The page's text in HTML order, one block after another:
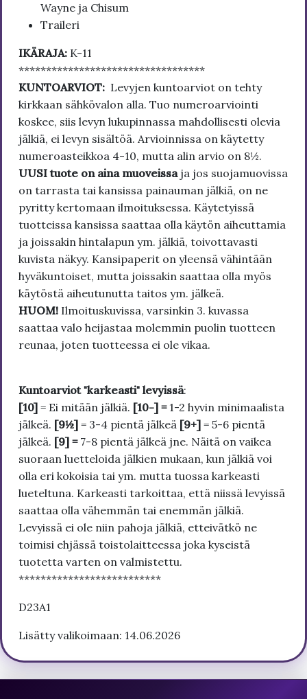
Wayne ja Chisum
Traileri
IKÄRAJA: K-11
**********************************
KUNTOARVIOT: Levyjen kuntoarviot on tehty
kirkkaan sähkövalon alla. Tuo numeroarviointi
koskee, siis levyn lukupinnassa mahdollisesti olevia
jälkiä, ei levyn sisältöä. Arvioinnissa on käytetty
numeroasteikkoa 4-10, mutta alin arvio on 8½.
UUSI tuote on aina muoveissa ja jos suojamuovissa
on tarrasta tai kansissa painauman jälkiä, on ne
pyritty kertomaan ilmoituksessa. Käytetyissä
tuotteissa kansissa saattaa olla käytön aiheuttamia
ja joissakin hintalapun ym. jälkiä, toivottavasti
kuvista näkyy. Kansipaperit on yleensä vähintään
hyväkuntoiset, mutta joissakin saattaa olla myös
käytöstä aiheutunutta taitos ym. jälkeä.
HUOM! Ilmoituskuvissa, varsinkin 3. kuvassa
saattaa valo heijastaa molemmin puolin tuotteen
reunaa, joten tuotteessa ei ole vikaa.
Kuntoarviot "karkeasti" levyissä:
[10] = Ei mitään jälkiä. [10-] = 1-2 hyvin minimaalista
jälkeä. [9½] = 3-4 pientä jälkeä [9+] = 5-6 pientä
jälkeä. [9] = 7-8 pientä jälkeä jne. Näitä on vaikea
suoraan luetteloida jälkien mukaan, kun jälkiä voi
olla eri kokoisia tai ym. mutta tuossa karkeasti
lueteltuna. Karkeasti tarkoittaa, että niissä levyissä
saattaa olla vähemmän tai enemmän jälkiä.
Levyissä ei ole niin pahoja jälkiä, etteivätkö ne
toimisi ehjässä toistolaitteessa joka kyseistä
tuotetta varten on valmistettu.
**************************
D23A1
Lisätty valikoimaan: 14.06.2026